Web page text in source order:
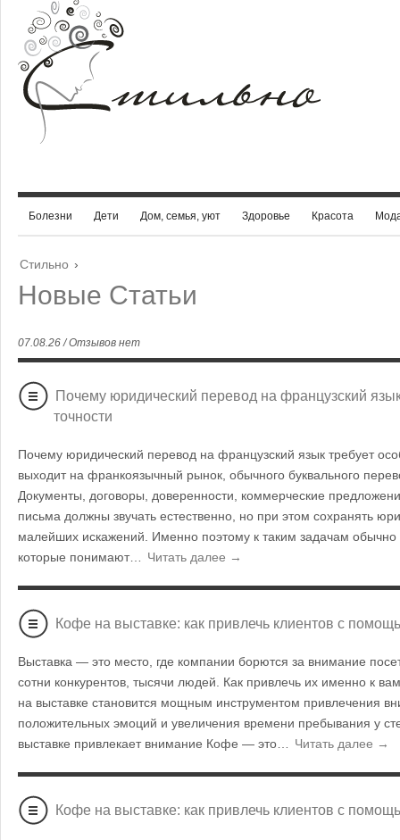
Болезни Дети Дом, семья, уют Здоровье Красота
Стильно ›
Новые Статьи
07.08.26 / Отзывов нет
Почему юридический перевод на французский
точности
Почему юридический перевод на французский язык требует
выходит на франкоязычный рынок, обычного буквального
Документы, договоры, доверенности, коммерческие
письма должны звучать естественно, но при этом сохранять
малейших искажений. Именно поэтому к таким задачам
которые понимают…
Читать далее →
Кофе на выставке: как привлечь клиентов с
Выставка — это место, где компании борются за внимание
сотни конкурентов, тысячи людей. Как привлечь их именно к
на выставке становится мощным инструментом привлечения
положительных эмоций и увеличения времени пребывания у
выставке привлекает внимание Кофе — это…
Читать далее →
Кофе на выставке: как привлечь клиентов с